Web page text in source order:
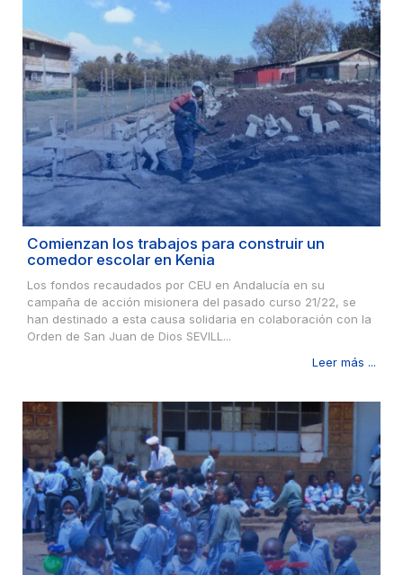
Comienzan los trabajos para construir un
comedor escolar en Kenia
Los fondos recaudados por CEU en Andalucía en su
campaña de acción misionera del pasado curso 21/22, se
han destinado a esta causa solidaria en colaboración con la
Orden de San Juan de Dios SEVILL...
Leer más ...